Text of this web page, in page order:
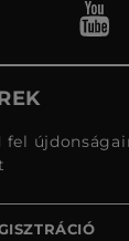
fel